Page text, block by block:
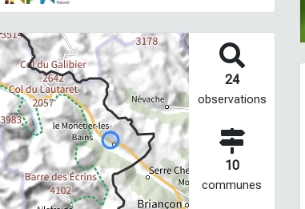
24
observations
10
communes